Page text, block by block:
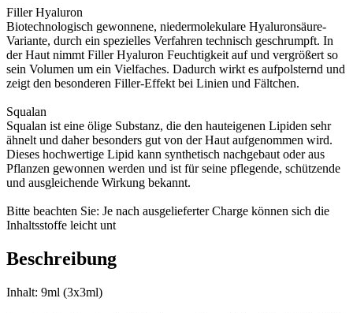
Filler Hyaluron
Biotechnologisch gewonnene, niedermolekulare Hyaluronsäure-
Variante, durch ein spezielles Verfahren technisch geschrumpft. In
der Haut nimmt Filler Hyaluron Feuchtigkeit auf und vergrößert so
sein Volumen um ein Vielfaches. Dadurch wirkt es aufpolsternd und
zeigt den besonderen Filler-Effekt bei Linien und Fältchen.
Squalan
Squalan ist eine ölige Substanz, die den hauteigenen Lipiden sehr
ähnelt und daher besonders gut von der Haut aufgenommen wird.
Dieses hochwertige Lipid kann synthetisch nachgebaut oder aus
Pflanzen gewonnen werden und ist für seine pflegende, schützende
und ausgleichende Wirkung bekannt.
Bitte beachten Sie: Je nach ausgelieferter Charge können sich die
Inhaltsstoffe leicht unt
Beschreibung
Inhalt: 9ml (3x3ml)